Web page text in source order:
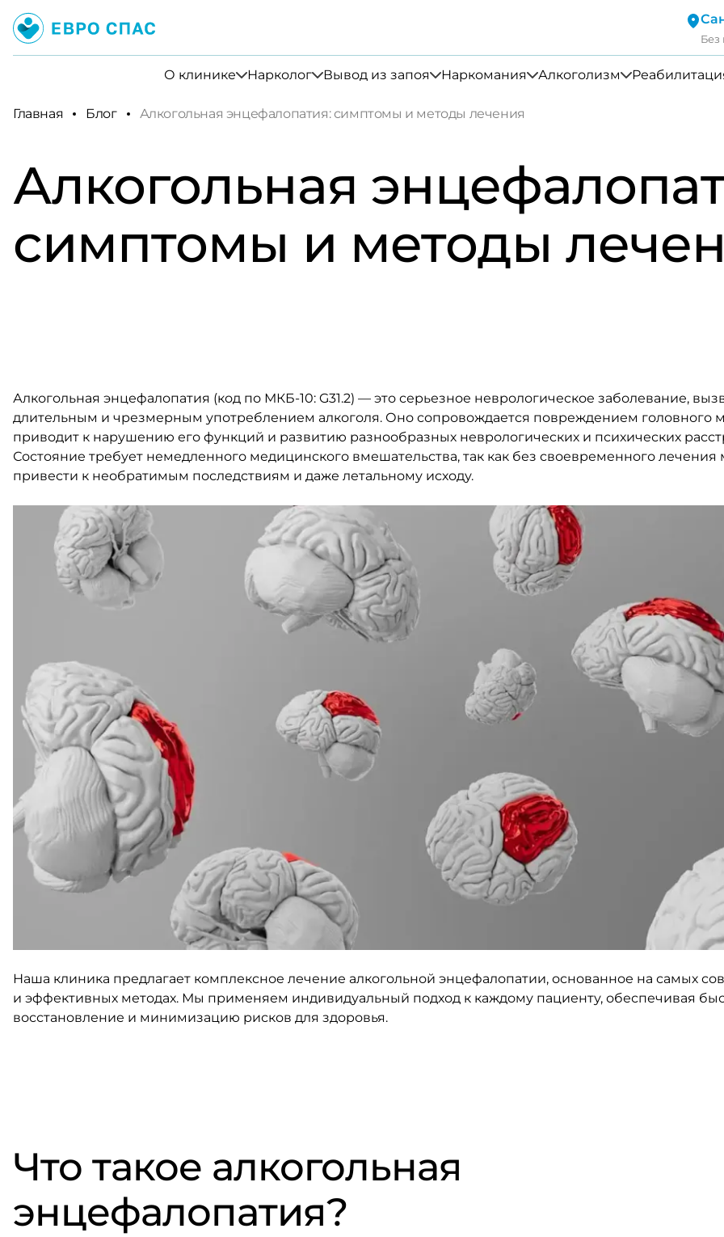
Без
О клинике Нарколог Вывод из запоя Наркомания Алкоголизм
Главная Блог Алкогольная энцефалопатия: симптомы и методы лечения
Алкогольная
симптомы и методы
Алкогольная энцефалопатия (код по МКБ-10: G31.2) — это серьезное неврологическое заболевание,
длительным и чрезмерным употреблением алкоголя. Оно сопровождается повреждением головного
приводит к нарушению его функций и развитию разнообразных неврологических и психических
Состояние требует немедленного медицинского вмешательства, так как без своевременного лечения
привести к необратимым последствиям и даже летальному исходу.
Наша клиника предлагает комплексное лечение алкогольной энцефалопатии, основанное на самых
и эффективных методах. Мы применяем индивидуальный подход к каждому пациенту, обеспечивая
восстановление и минимизацию рисков для здоровья.
Что такое алкогольная
энцефалопатия?